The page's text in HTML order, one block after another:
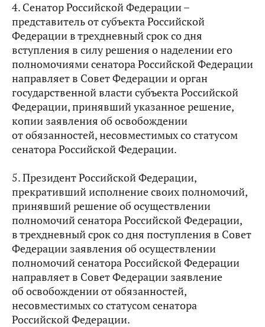
4. Сенатор Российской Федерации –
представитель от субъекта Российской
Федерации в трехдневный срок со дня
вступления в силу решения о наделении его
полномочиями сенатора Российской Федерации
направляет в Совет Федерации и орган
государственной власти субъекта Российской
Федерации, принявший указанное решение,
копии заявления об освобождении
от обязанностей, несовместимых со статусом
сенатора Российской Федерации.
5. Президент Российской Федерации,
прекративший исполнение своих полномочий,
принявший решение об осуществлении
полномочий сенатора Российской Федерации,
в трехдневный срок со дня поступления в Совет
Федерации заявления об осуществлении
полномочий сенатора Российской Федерации
направляет в Совет Федерации заявление
об освобождении от обязанностей,
несовместимых со статусом сенатора
Российской Федерации.